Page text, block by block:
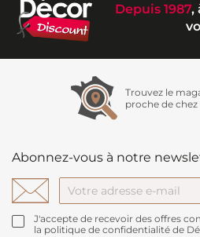
Depuis 1987,
Trouvez le
proche de chez
Abonnez-vous à notre
J'accepte de recevoir des offres
la politique de confidentialité de